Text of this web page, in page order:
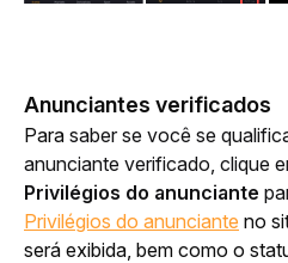
Anunciantes verificados
Para saber se você se
anunciante verificado, clique
Privilégios do anunciante
Privilégios do anunciante no
será exibida, bem como o